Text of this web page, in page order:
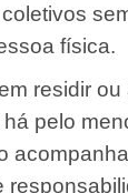
física.
residir ou
pelo